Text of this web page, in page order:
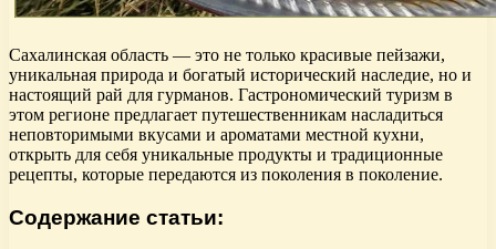
Сахалинская область — это не только красивые пейзажи,
уникальная природа и богатый исторический наследие, но и
настоящий рай для гурманов. Гастрономический туризм в
этом регионе предлагает путешественникам насладиться
неповторимыми вкусами и ароматами местной кухни,
открыть для себя уникальные продукты и традиционные
рецепты, которые передаются из поколения в поколение.
Содержание статьи: